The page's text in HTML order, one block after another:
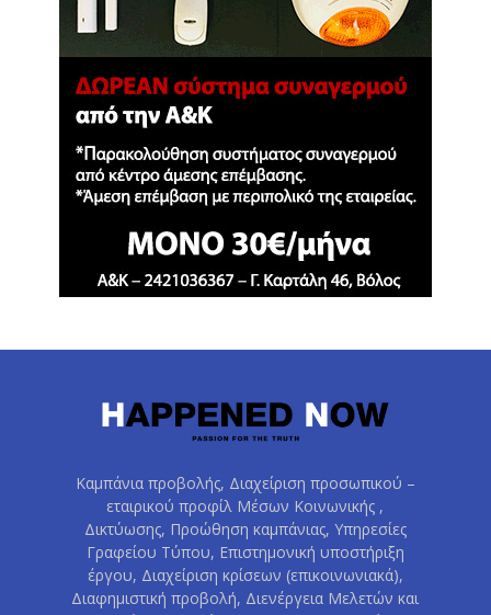
Καμπάνια προβολής, Διαχείριση προσωπικού –
εταιρικού προφίλ Μέσων Κοινωνικής ,
Δικτύωσης, Προώθηση καμπάνιας, Υπηρεσίες
Γραφείου Τύπου, Επιστημονική υποστήριξη
έργου, Διαχείριση κρίσεων (επικοινωνιακά),
Διαφημιστική προβολή, Διενέργεια Μελετών και